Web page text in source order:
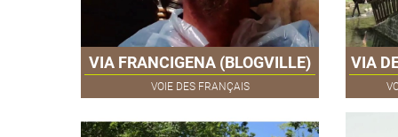
VIA FRANCIGENA (BLOGVILLE)
VOIE DES FRANÇAIS
VIA